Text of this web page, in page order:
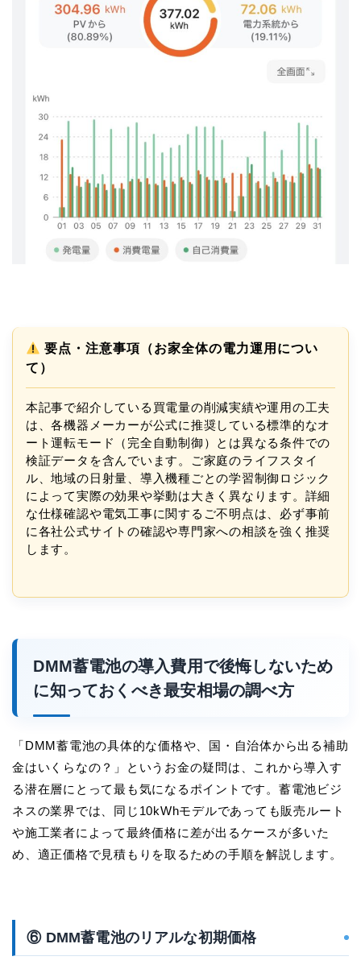
要点・注意事項（お家全体の電力運用につい
て）
本記事で紹介している買電量の削減実績や運用の工夫
は、各機器メーカーが公式に推奨している標準的なオ
ート運転モード（完全自動制御）とは異なる条件での
検証データを含んでいます。ご家庭のライフスタイ
ル、地域の日射量、導入機種ごとの学習制御ロジック
によって実際の効果や挙動は大きく異なります。詳細
な仕様確認や電気工事に関するご不明点は、必ず事前
に各社公式サイトの確認や専門家への相談を強く推奨
します。
DMM蓄電池の導入費用で後悔しないため
に知っておくべき最安相場の調べ方
「DMM蓄電池の具体的な価格や、国・自治体から出る補助
金はいくらなの？」というお金の疑問は、これから導入す
る潜在層にとって最も気になるポイントです。蓄電池ビジ
ネスの業界では、同じ10kWhモデルであっても販売ルート
や施工業者によって最終価格に差が出るケースが多いた
め、適正価格で見積もりを取るための手順を解説します。
⑥ DMM蓄電池のリアルな初期価格